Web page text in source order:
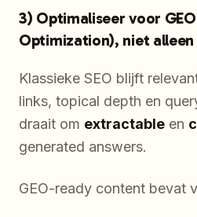
3) Optimaliseer voor
Optimization), niet alleen
Klassieke SEO blijft
links, topical depth en
draait om extractable en
generated answers.
GEO-ready content bevat